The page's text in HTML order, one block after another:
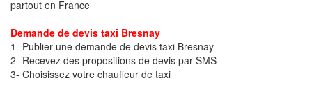
partout en France
Demande de devis taxi Bresnay
1- Publier une demande de devis taxi Bresnay
2- Recevez des propositions de devis par SMS
3- Choisissez votre chauffeur de taxi